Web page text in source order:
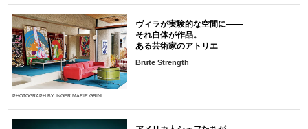
PHOTOGRAPH BY INGER MARIE GRINI
ヴィラが実験的な空間に――
それ自体が作品。
ある芸術家のアトリエ
Brute Strength